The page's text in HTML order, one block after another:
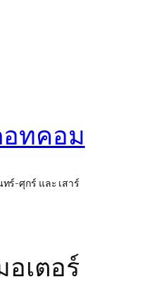
ทคอม
ร์-ศุกร์ และ เสาร์
อเตอร์